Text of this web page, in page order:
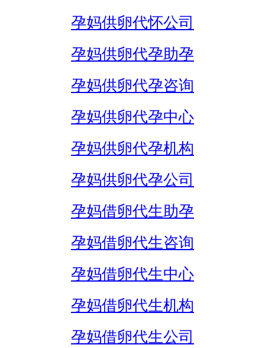
孕妈供卵代怀公司
孕妈供卵代孕助孕
孕妈供卵代孕咨询
孕妈供卵代孕中心
孕妈供卵代孕机构
孕妈供卵代孕公司
孕妈借卵代生助孕
孕妈借卵代生咨询
孕妈借卵代生中心
孕妈借卵代生机构
孕妈借卵代生公司